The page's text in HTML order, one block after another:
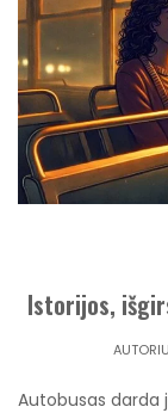
Istorijos,
Autobusas darda